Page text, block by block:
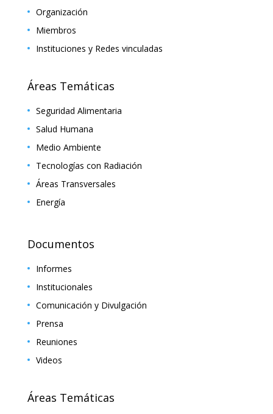
Organización
Miembros
Instituciones y Redes vinculadas
Áreas Temáticas
Seguridad Alimentaria
Salud Humana
Medio Ambiente
Tecnologías con Radiación
Áreas Transversales
Energía
Documentos
Informes
Institucionales
Comunicación y Divulgación
Prensa
Reuniones
Videos
Áreas Temáticas